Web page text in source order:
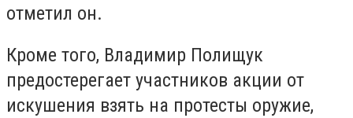
отметил он.
Кроме того, Владимир Полищук
предостерегает участников акции от
искушения взять на протесты оружие,